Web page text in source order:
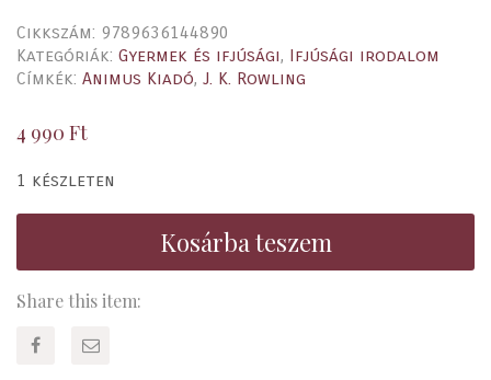
Cikkszám: 9789636144890
Kategóriák: Gyermek és ifjúsági, Ifjúsági irodalom
Címkék: Animus Kiadó, J. K. Rowling
4 990 Ft
1 készleten
Kosárba teszem
Share this item: